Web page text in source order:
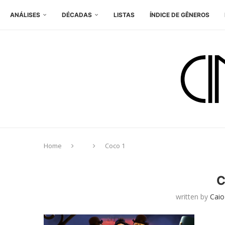
ANÁLISES DÉCADAS LISTAS ÍNDICE DE GÊNEROS
Home Coco 1
written by